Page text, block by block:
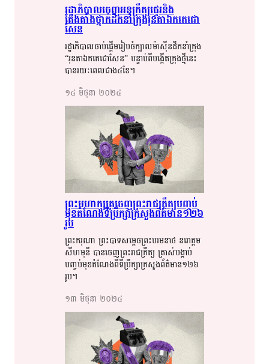
រដ្ឋា​​ភិ​​​បាល​​​ចេញ​​​អនុក្រឹត្យ​​​ផ្ទេរ​​​និង​​
តែងតាំង​​​ថ្នាក់​​​ដឹកនាំ​​​ក្រុង​​​រុនតាឯក​​តេជោ​​
សែន​​
រដ្ឋាភិបាល​​​ចាប់ផ្តើម​​​រៀប​​​ចំ​​​ក្បាល​​​ម៉ាស៊ីន​​​ដឹកនាំ​​​ក្រុង​​​
“រុនតាឯក​​តេជោ​​​សែន​​” បន្ទាប់ពី​​បង្កើត​​​ក្រុង​​​ថ្មីនេះ​​​
បាន​​​រយៈ​​​ពេល​​​ជាង​​​៤​​​ខែ​​​។​​​
១៤​ មិថុនា​ ២០២៤​
ព្រះមហាក្សត្រ​​​ចេញ​​​ព្រះរាជ​​ក្រឹត្យ​​​បញ្ចប់​​
មុខតំណែង​​​ទីប្រឹក្សា​​​ក្រសួង​​​ព័ត៌មាន​​​១២៦​​​
រូប​​
ព្រះករុណា​​ ព្រះបាទ​​សម្តេច​​​ព្រះ​​បរមនាថ​​ នរោត្តម​​
សីហ​​មុនី​​ បាន​​​ចេញ​​​ព្រះរាជ​​ក្រឹត្យ​​ ​ត្រាស់​​​បង្គាប់​​​
បញ្ចប់​​​មុខតំណែង​​​ពីទី​​ប្រឹក្សា​​​ក្រសួង​​​ព័ត៌មាន​​​​១២៦​​​
រូប​​​។​​​
១៣​ មិថុនា​ ២០២៤​